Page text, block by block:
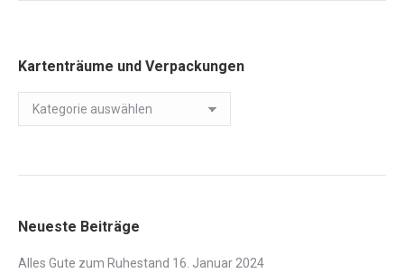
Kartenträume und Verpackungen
Kartenträume
und
Neueste Beiträge
Alles Gute zum Ruhestand 16. Januar 2024